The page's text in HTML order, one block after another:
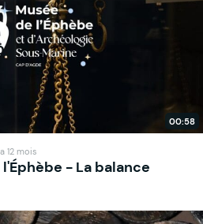
00:58
12 mois
- La balance